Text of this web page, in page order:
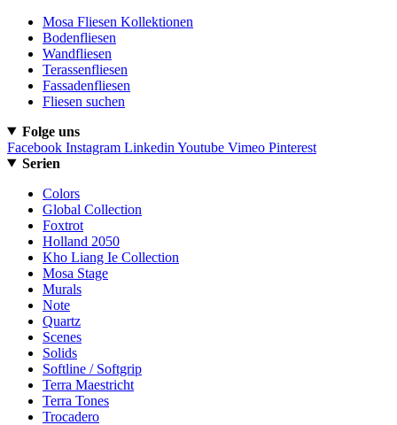
Mosa Fliesen Kollektionen
Bodenfliesen
Wandfliesen
Terassenfliesen
Fassadenfliesen
Fliesen suchen
Folge uns
Facebook Instagram Linkedin Youtube Vimeo Pinterest
Serien
Colors
Global Collection
Foxtrot
Holland 2050
Kho Liang Ie Collection
Mosa Stage
Murals
Note
Quartz
Scenes
Solids
Softline / Softgrip
Terra Maestricht
Terra Tones
Trocadero